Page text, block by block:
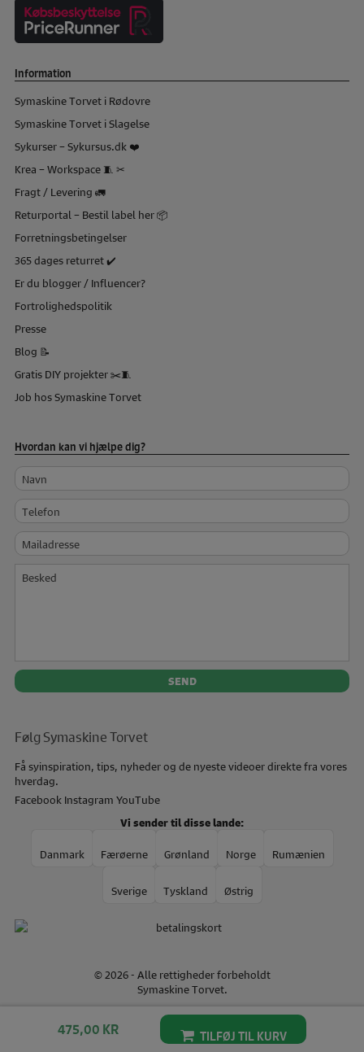
475,00 KR TILFØJ TIL KURV
Information
Symaskine Torvet i Rødovre
Symaskine Torvet i Slagelse
Sykurser – Sykursus.dk ❤️
Krea – Workspace 🧵 ✂
Fragt / Levering 🚛
Returportal – Bestil label her 📦
Forretningsbetingelser
365 dages returret ✔️
Er du blogger / Influencer?
Fortrolighedspolitik
Presse
Blog 📝
Gratis DIY projekter ✂️🧵
Job hos Symaskine Torvet
Hvordan kan vi hjælpe dig?
Navn
Telefon
Mailadresse
Besked
Følg Symaskine Torvet
Få syinspiration, tips, nyheder og de nyeste videoer direkte fra vores
hverdag.
Facebook Instagram YouTube
Vi sender til disse lande:
Danmark Færøerne Grønland Norge Rumænien
Sverige Tyskland Østrig
© 2026 - Alle rettigheder forbeholdt
Symaskine Torvet.
Designet afStandout